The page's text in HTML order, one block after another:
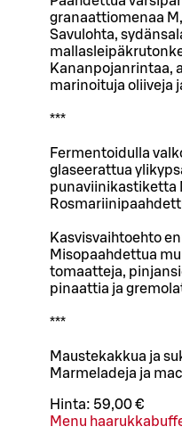
granaattiomenaa
Savulohta,
Kananpojanrintaa,
marinoituja oliiveja
***
Fermentoidulla
glaseerattua
punaviinikastiketta
Kasvisvaihtoehto
Misopaahdettua
tomaatteja,
pinaattia ja
***
Maustekakkua ja
Marmeladeja ja
Hinta: 59,00 €
Menu